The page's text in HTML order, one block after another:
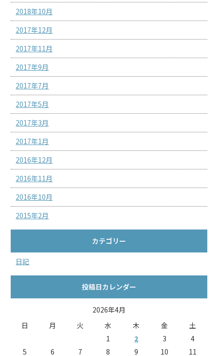
2018年10月
2017年12月
2017年11月
2017年9月
2017年7月
2017年5月
2017年3月
2017年1月
2016年12月
2016年11月
2016年10月
2015年2月
カテゴリー
日記
投稿日カレンダー
2026年4月
日
月 火 水 木 金
土
1
2 3
4
5
6 7 8 9 10 11